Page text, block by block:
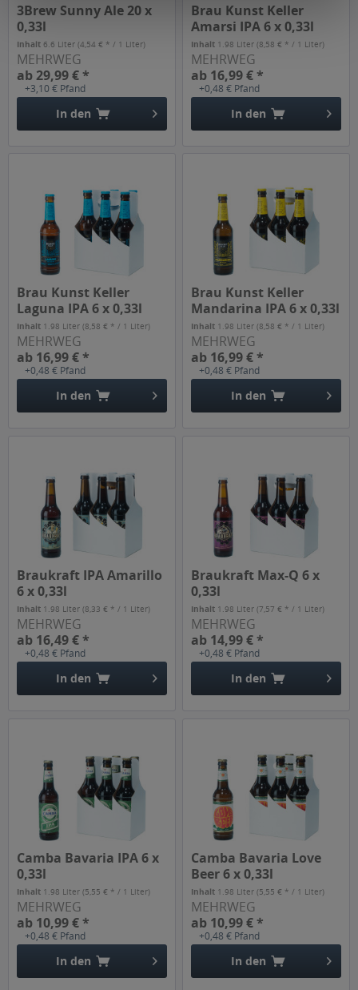
3Brew Sunny Ale 20 x
0,33l
Inhalt 6.6 Liter(4,54 € * / 1 Liter)
MEHRWEG
ab 29,99 € *
+3,10 € Pfand
In den
Brau Kunst Keller
Amarsi IPA 6 x 0,33l
Inhalt 1.98 Liter(8,58 € * / 1 Liter)
MEHRWEG
ab 16,99 € *
+0,48 € Pfand
In den
Brau Kunst Keller
Laguna IPA 6 x 0,33l
Inhalt 1.98 Liter(8,58 € * / 1 Liter)
MEHRWEG
ab 16,99 € *
+0,48 € Pfand
In den
Brau Kunst Keller
Mandarina IPA 6 x 0,33l
Inhalt 1.98 Liter(8,58 € * / 1 Liter)
MEHRWEG
ab 16,99 € *
+0,48 € Pfand
In den
Braukraft IPA Amarillo
6 x 0,33l
Inhalt 1.98 Liter(8,33 € * / 1 Liter)
MEHRWEG
ab 16,49 € *
+0,48 € Pfand
In den
Braukraft Max-Q 6 x
0,33l
Inhalt 1.98 Liter(7,57 € * / 1 Liter)
MEHRWEG
ab 14,99 € *
+0,48 € Pfand
In den
Camba Bavaria IPA 6 x
0,33l
Inhalt 1.98 Liter(5,55 € * / 1 Liter)
MEHRWEG
ab 10,99 € *
+0,48 € Pfand
In den
Camba Bavaria Love
Beer 6 x 0,33l
Inhalt 1.98 Liter(5,55 € * / 1 Liter)
MEHRWEG
ab 10,99 € *
+0,48 € Pfand
In den